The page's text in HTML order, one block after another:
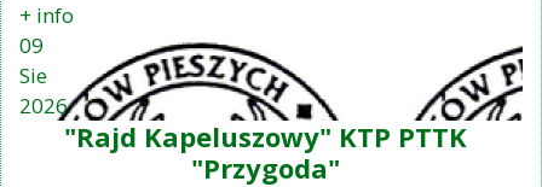
+ info
09
Sie
2026
"Rajd Kapeluszowy" KTP PTTK
"Przygoda"